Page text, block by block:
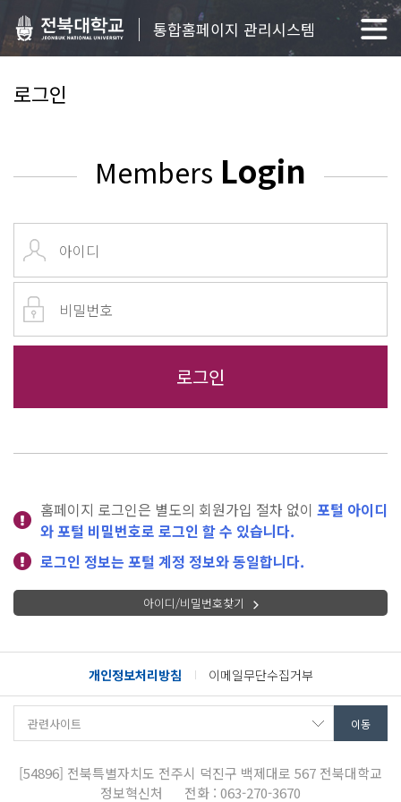
통합홈페이지 관리시스템
로그인
Members Login
홈페이지 로그인은 별도의 회원가입 절차 없이 포털 아이디
와 포털 비밀번호로 로그인 할 수 있습니다.
로그인 정보는 포털 계정 정보와 동일합니다.
아이디/비밀번호찾기
개인정보처리방침 이메일무단수집거부
[54896] 전북특별자치도 전주시 덕진구 백제대로 567 전북대학교
정보혁신처
전화 : 063-270-3670